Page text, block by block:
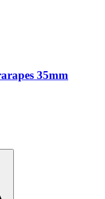
35mm